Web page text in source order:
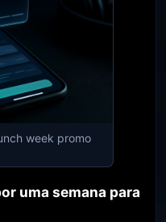
week promo
uma semana para